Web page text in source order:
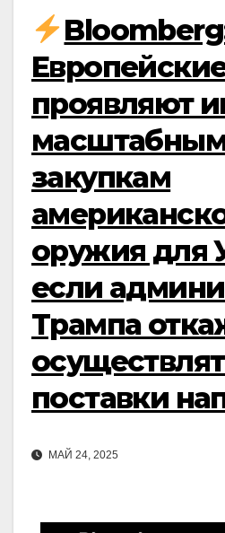
проявляют
закупкам
оружия для
если
Трампа
поставки
МАЙ 24, 2025